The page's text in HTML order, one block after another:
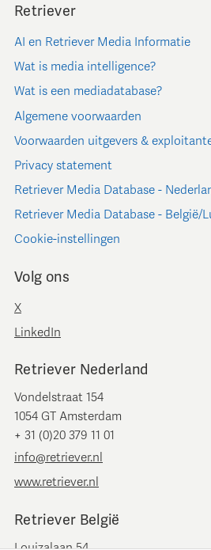
Retriever
AI en Retriever Media Informatie
Wat is media intelligence?
Wat is een mediadatabase?
Algemene voorwaarden
Voorwaarden uitgevers &
Privacy statement
Retriever Media Database -
Retriever Media Database - België/
Cookie-instellingen
Volg ons
X
LinkedIn
Retriever Nederland
Vondelstraat 154
1054 GT Amsterdam
+ 31 (0)20 379 11 01
info@retriever.nl
www.retriever.nl
Retriever België